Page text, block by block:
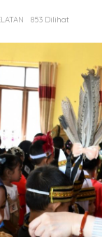
853 Dilihat